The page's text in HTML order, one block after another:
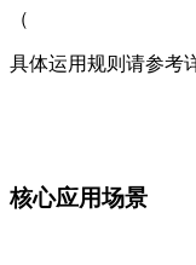
（
具体运用规则请参考
核心应用场景